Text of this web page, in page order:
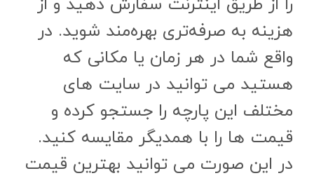
را از طریق اینترنت سفارش دهید و از
هزینه به صرفه‌تری بهره‌مند شوید. در
واقع شما در هر زمان یا مکانی که
هستید می توانید در سایت های
مختلف این پارچه را جستجو کرده و
قیمت ها را با همدیگر مقایسه کنید.
در این صورت می توانید بهترین قیمت